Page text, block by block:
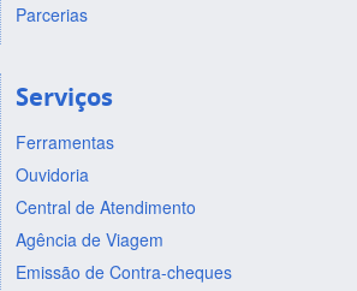
Parcerias
Serviços
Ferramentas
Ouvidoria
Central de Atendimento
Agência de Viagem
Emissão de Contra-cheques